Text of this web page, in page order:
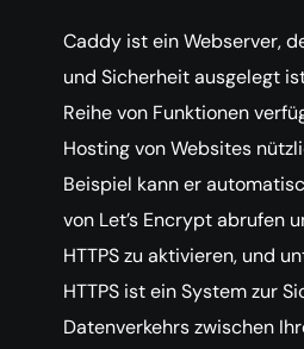
Caddy ist ein Webserver,
und Sicherheit ausgelegt
Reihe von Funktionen
Hosting von Websites
Beispiel kann er
von Let’s Encrypt abrufen
HTTPS zu aktivieren, und
HTTPS ist ein System zur
Datenverkehrs zwischen